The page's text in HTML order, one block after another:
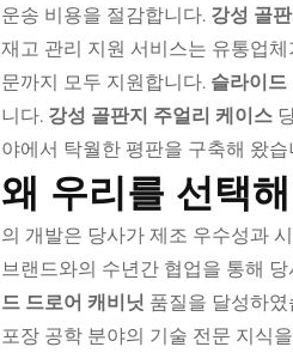
운송 비용을 절감합니다. 강성 골
재고 관리 지원 서비스는 유통업
문까지 모두 지원합니다. 슬라이드
니다. 강성 골판지 주얼리 케이스
야에서 탁월한 평판을 구축해 왔습
왜 우리를 선택
의 개발은 당사가 제조 우수성과
브랜드와의 수년간 협업을 통해 당
드 드로어 캐비닛 품질을 달성하였
포장 공학 분야의 기술 전문 지식